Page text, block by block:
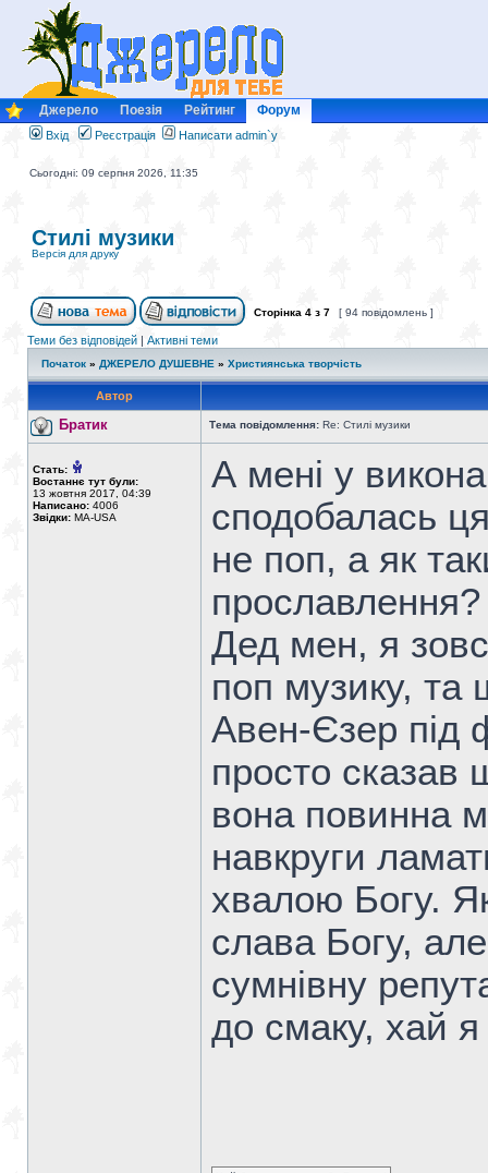
Джерело Поезія Рейтинг Форум
Вхід Реєстрація Написати admin`у
Сьогодні: 09 серпня 2026, 11:35
Стилі музики
Версія для друку
Сторінка 4 з 7 [ 94 повідомлень ]
Теми без відповідей | Активні теми
Початок » ДЖЕРЕЛО ДУШЕВНЕ » Християнська творчість
Автор
Братик Тема повідомлення: Re: Стилі музики
Стать:
Востаннє тут були:
13 жовтня 2017, 04:39
Написано: 4006
Звідки: MA-USA
А мені у
сподобалась
не поп, а як
прославлення?
Дед мен, я
поп музику, та
Авен-Єзер під
просто сказав
вона повинна
навкруги
хвалою Богу.
слава Богу,
сумнівну
до смаку, хай я